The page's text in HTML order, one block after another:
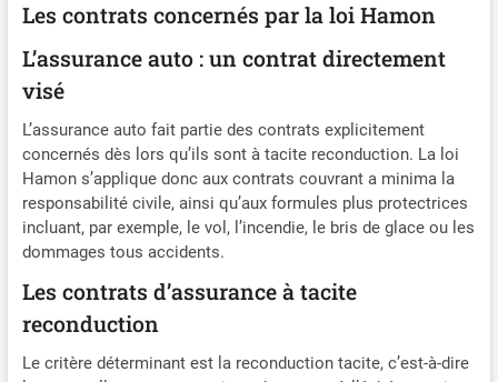
Les contrats concernés par la loi Hamon
L’assurance auto : un contrat directement
visé
L’assurance auto fait partie des contrats explicitement
concernés dès lors qu’ils sont à tacite reconduction. La loi
Hamon s’applique donc aux contrats couvrant a minima la
responsabilité civile, ainsi qu’aux formules plus protectrices
incluant, par exemple, le vol, l’incendie, le bris de glace ou les
dommages tous accidents.
Les contrats d’assurance à tacite
reconduction
Le critère déterminant est la reconduction tacite, c’est-à-dire